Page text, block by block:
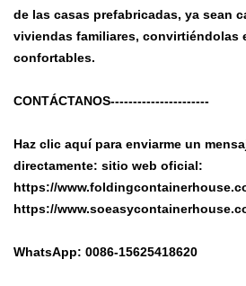
de las casas prefabricadas, ya sean
viviendas familiares, convirtiéndolas
confortables.
CONTÁCTANOS----------------------
Haz clic aquí para enviarme un
directamente: sitio web oficial:
https://
https://
WhatsApp: 0086-15625418620